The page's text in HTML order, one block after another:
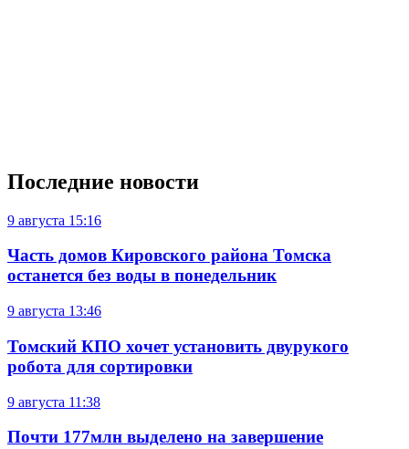
Последние новости
9 августа 15:16
Часть домов Кировского района Томска
останется без воды в понедельник
9 августа 13:46
Томский КПО хочет установить двурукого
робота для сортировки
9 августа 11:38
Почти 177млн выделено на завершение